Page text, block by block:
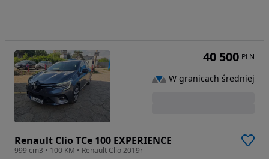
Renault Clio TCe 100 EXPERIENCE
999 cm3 • 100 KM • Renault Clio 2019r
40 500 PLN
W granicach średniej